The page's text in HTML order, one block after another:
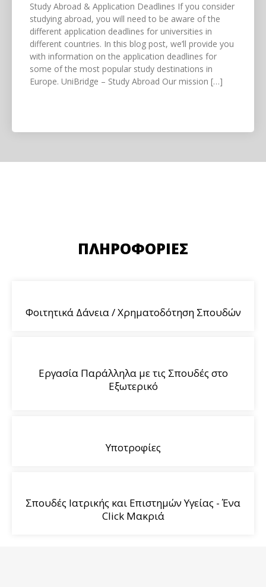
Study Abroad & Application Deadlines If you consider
studying abroad, you will need to be aware of the
different application deadlines for universities in
different countries. In this blog post, we’ll provide you
with information on the application deadlines for
some of the most popular study destinations in
Europe. UniBridge – Study Abroad Our mission […]
ΠΛΗΡΟΦΟΡΊΕΣ
Φοιτητικά Δάνεια / Χρηματοδότηση Σπουδών
Εργασία Παράλληλα με τις Σπουδές στο
Εξωτερικό
Υποτροφίες
Σπουδές Ιατρικής και Επιστημών Υγείας - Ένα
Click Μακριά